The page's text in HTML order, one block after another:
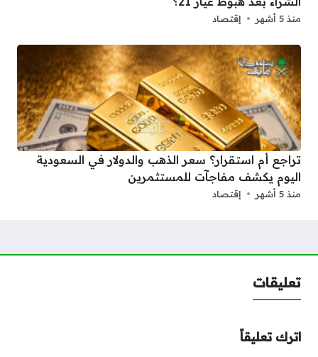
منذ 5 أشهر إقتصاد
تراجع أم استقرار؟ سعر الذهب والدولار في السعودية
اليوم يكشف مفاجآت للمستثمرين
منذ 5 أشهر إقتصاد
تعليقات
اترك تعليقاً